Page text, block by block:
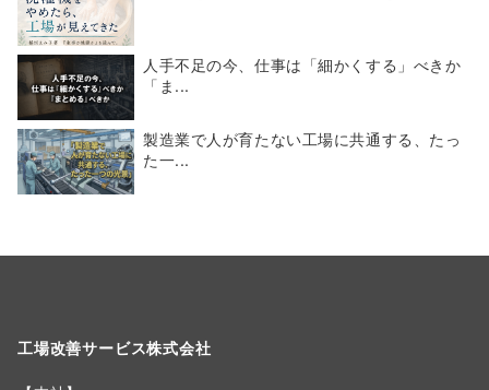
人手不足の今、仕事は「細かくする」べきか
「ま...
製造業で人が育たない工場に共通する、たっ
た一...
工場改善サービス株式会社